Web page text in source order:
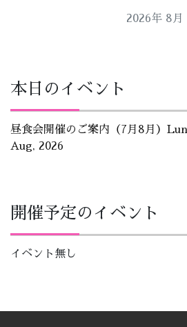
2026年 8月
本日のイベント
昼食会開催のご案内（7月8月）
Aug, 2026
開催予定のイベント
イベント無し